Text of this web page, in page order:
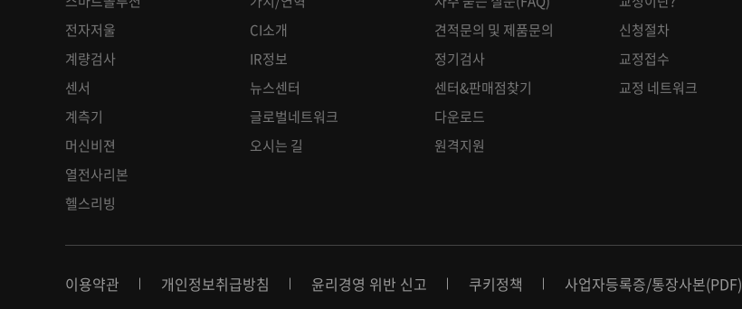
전자저울
계량검사
센서
계측기
머신비젼
열전사리본
헬스리빙
CI소개
IR정보
뉴스센터
글로벌네트워크
오시는 길
견적문의 및 제품문의
정기검사
센터&판매점찾기
다운로드
원격지원
신청절차
교정접수
교정 네트워크
이용약관 개인정보취급방침 윤리경영 위반 신고 쿠키정책 사업자등록증/통장사본(PDF)